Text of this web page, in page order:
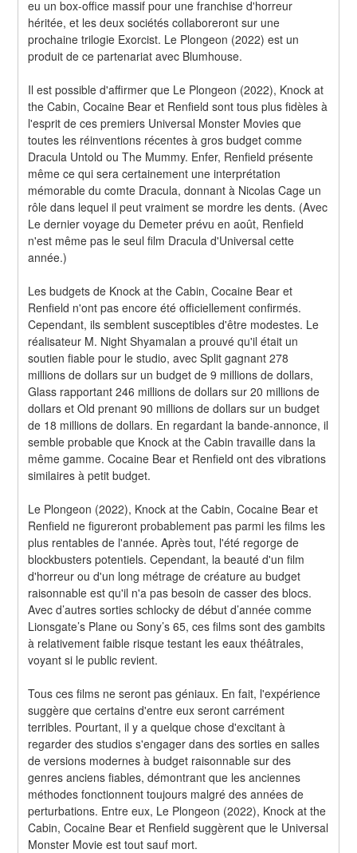
eu un box-office massif pour une franchise d'horreur
héritée, et les deux sociétés collaboreront sur une
prochaine trilogie Exorcist. Le Plongeon (2022) est un
produit de ce partenariat avec Blumhouse.
Il est possible d'affirmer que Le Plongeon (2022), Knock at
the Cabin, Cocaine Bear et Renfield sont tous plus fidèles à
l'esprit de ces premiers Universal Monster Movies que
toutes les réinventions récentes à gros budget comme
Dracula Untold ou The Mummy. Enfer, Renfield présente
même ce qui sera certainement une interprétation
mémorable du comte Dracula, donnant à Nicolas Cage un
rôle dans lequel il peut vraiment se mordre les dents. (Avec
Le dernier voyage du Demeter prévu en août, Renfield
n'est même pas le seul film Dracula d'Universal cette
année.)
Les budgets de Knock at the Cabin, Cocaine Bear et
Renfield n'ont pas encore été officiellement confirmés.
Cependant, ils semblent susceptibles d'être modestes. Le
réalisateur M. Night Shyamalan a prouvé qu'il était un
soutien fiable pour le studio, avec Split gagnant 278
millions de dollars sur un budget de 9 millions de dollars,
Glass rapportant 246 millions de dollars sur 20 millions de
dollars et Old prenant 90 millions de dollars sur un budget
de 18 millions de dollars. En regardant la bande-annonce, il
semble probable que Knock at the Cabin travaille dans la
même gamme. Cocaine Bear et Renfield ont des vibrations
similaires à petit budget.
Le Plongeon (2022), Knock at the Cabin, Cocaine Bear et
Renfield ne figureront probablement pas parmi les films les
plus rentables de l'année. Après tout, l'été regorge de
blockbusters potentiels. Cependant, la beauté d'un film
d'horreur ou d'un long métrage de créature au budget
raisonnable est qu'il n'a pas besoin de casser des blocs.
Avec d’autres sorties schlocky de début d’année comme
Lionsgate’s Plane ou Sony’s 65, ces films sont des gambits
à relativement faible risque testant les eaux théâtrales,
voyant si le public revient.
Tous ces films ne seront pas géniaux. En fait, l'expérience
suggère que certains d'entre eux seront carrément
terribles. Pourtant, il y a quelque chose d'excitant à
regarder des studios s'engager dans des sorties en salles
de versions modernes à budget raisonnable sur des
genres anciens fiables, démontrant que les anciennes
méthodes fonctionnent toujours malgré des années de
perturbations. Entre eux, Le Plongeon (2022), Knock at the
Cabin, Cocaine Bear et Renfield suggèrent que le Universal
Monster Movie est tout sauf mort.